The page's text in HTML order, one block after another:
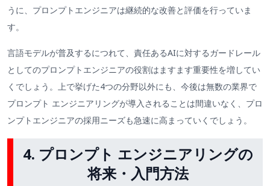
うに、プロンプトエンジニアは継続的な改善と評価を行っていま
す。
言語モデルが普及するにつれて、責任あるAIに対するガードレール
としてのプロンプトエンジニアの役割はますます重要性を増してい
くでしょう。上で挙げた4つの分野以外にも、今後は無数の業界で
プロンプト エンジニアリングが導入されることは間違いなく、プロ
ンプトエンジニアの採用ニーズも急速に高まっていくでしょう。
4. プロンプト エンジニアリングの
将来・入門方法